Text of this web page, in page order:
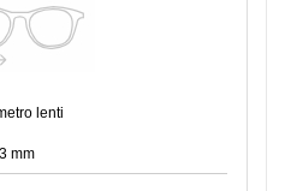
lenti
mm